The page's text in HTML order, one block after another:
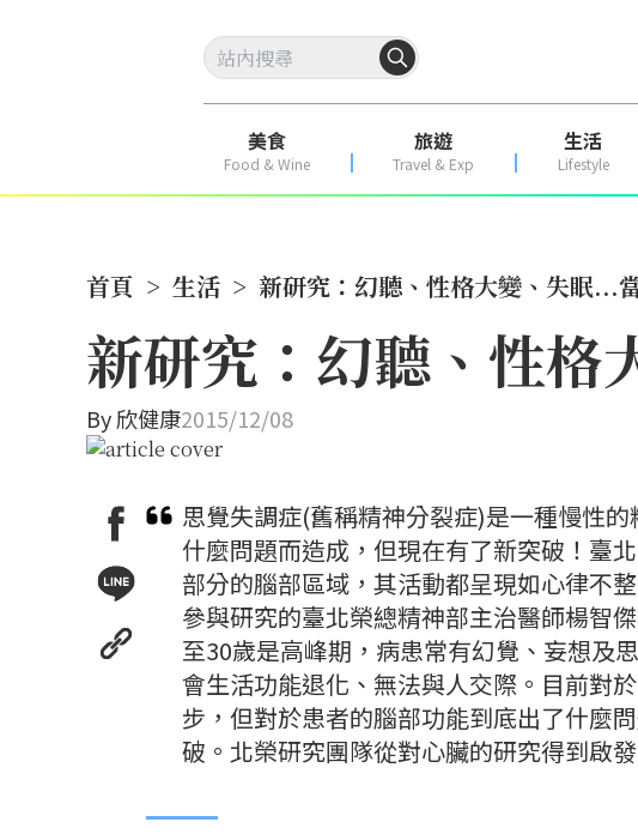
美食
Food & Wine
旅遊
Travel & Exp
生活
Lifestyle
首頁 > 生活 > 新研究：幻聽、性格大變、失眠...
新研究：幻聽、性格
By欣健康2015/12/08
思覺失調症(舊稱精神分裂症)是一種慢性
什麼問題而造成，但現在有了新突破！臺
部分的腦部區域，其活動都呈現如心律不
參與研究的臺北榮總精神部主治醫師楊智
至30歲是高峰期，病患常有幻覺、妄想及
會生活功能退化、無法與人交際。目前對
步，但對於患者的腦部功能到底出了什麼
破。北榮研究團隊從對心臟的研究得到啟